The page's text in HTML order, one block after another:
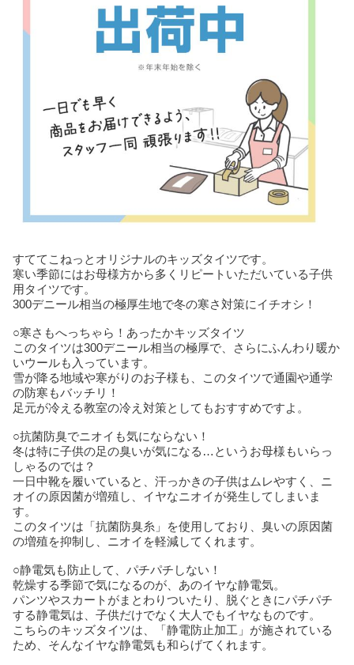
すててこねっとオリジナルのキッズタイツです。
寒い季節にはお母様方から多くリピートいただいている子供
用タイツです。
300デニール相当の極厚生地で冬の寒さ対策にイチオシ！
○寒さもへっちゃら！あったかキッズタイツ
このタイツは300デニール相当の極厚で、さらにふんわり暖か
いウールも入っています。
雪が降る地域や寒がりのお子様も、このタイツで通園や通学
の防寒もバッチリ！
足元が冷える教室の冷え対策としてもおすすめですよ。
○抗菌防臭でニオイも気にならない！
冬は特に子供の足の臭いが気になる…というお母様もいらっ
しゃるのでは？
一日中靴を履いていると、汗っかきの子供はムレやすく、ニ
オイの原因菌が増殖し、イヤなニオイが発生してしまいま
す。
このタイツは「抗菌防臭糸」を使用しており、臭いの原因菌
の増殖を抑制し、ニオイを軽減してくれます。
○静電気も防止して、パチパチしない！
乾燥する季節で気になるのが、あのイヤな静電気。
パンツやスカートがまとわりついたり、脱ぐときにパチパチ
する静電気は、子供だけでなく大人でもイヤなものです。
こちらのキッズタイツは、「静電防止加工」が施されている
ため、そんなイヤな静電気も和らげてくれます。